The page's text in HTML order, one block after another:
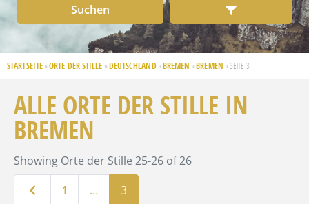
Suchen Advanced
STARTSEITE » ORTE DER STILLE » DEUTSCHLAND» BREMEN »BREMEN » SEITE 3
ALLE ORTE DER STILLE IN
BREMEN
Showing Orte der Stille 25-26 of 26
Neuere Beiträge
1 … 3